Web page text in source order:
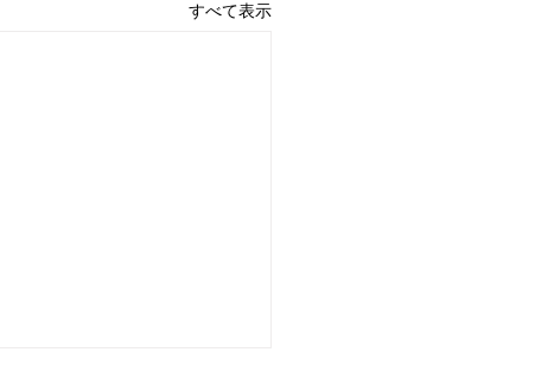
すべて表示